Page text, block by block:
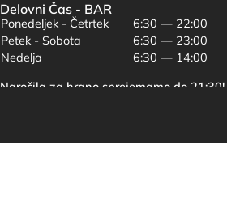
Delovni Čas - BAR
Ponedeljek - Četrtek
6:30 — 22:00
Petek - Sobota
6:30 — 23:00
Nedelja
6:30 — 14:00
Naročila za hrano sprejemamo do 21:30!